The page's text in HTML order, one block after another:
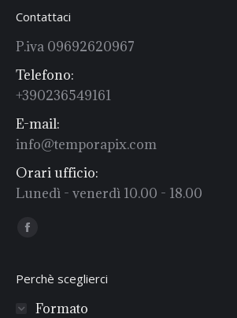
Contattaci
P.iva 09692620967
Telefono:
+390236549161
E-mail:
info@temporapix.com
Orari ufficio:
Lunedì - venerdì 10.00 - 18.00
Find us on:
Facebook
Perchè sceglierci
Formato